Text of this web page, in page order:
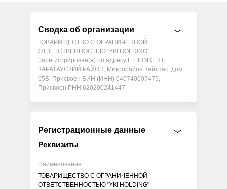
Сводка об организации
ТОВАРИЩЕСТВО С ОГРАНИЧЕННОЙ
ОТВЕТСТВЕННОСТЬЮ "ҮКІ HOLDING",
Зарегистрирован(а) по адресу Г.ШЫМКЕНТ,
КАРАТАУСКИЙ РАЙОН, Микрорайон Кайтпас, дом
65Б, Присвоен БИН (ИНН) 040740007475,
Присвоен РНН 620200241447
Регистрационные данные
Реквизиты
Наименование
ТОВАРИЩЕСТВО С ОГРАНИЧЕННОЙ
ОТВЕТСТВЕННОСТЬЮ "ҮКІ HOLDING"